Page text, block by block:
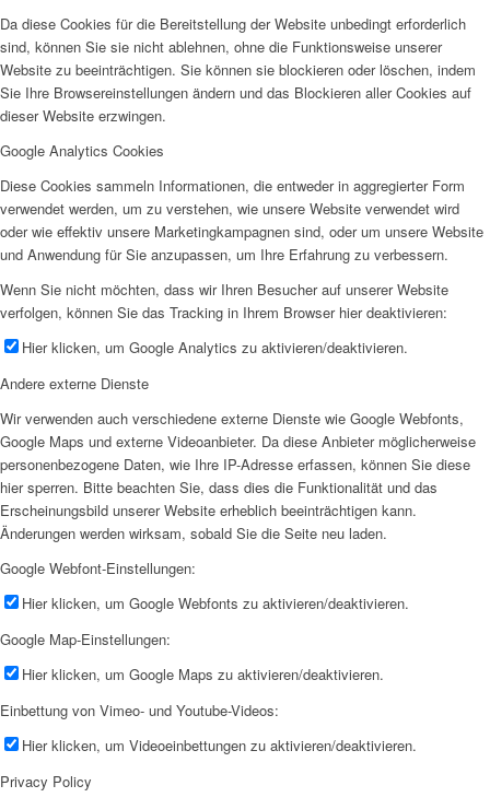
Da diese Cookies für die Bereitstellung der Website unbedingt erforderlich
sind, können Sie sie nicht ablehnen, ohne die Funktionsweise unserer
Website zu beeinträchtigen. Sie können sie blockieren oder löschen, indem
Sie Ihre Browsereinstellungen ändern und das Blockieren aller Cookies auf
dieser Website erzwingen.
Google Analytics Cookies
Diese Cookies sammeln Informationen, die entweder in aggregierter Form
verwendet werden, um zu verstehen, wie unsere Website verwendet wird
oder wie effektiv unsere Marketingkampagnen sind, oder um unsere Website
und Anwendung für Sie anzupassen, um Ihre Erfahrung zu verbessern.
Wenn Sie nicht möchten, dass wir Ihren Besucher auf unserer Website
verfolgen, können Sie das Tracking in Ihrem Browser hier deaktivieren:
Hier klicken, um Google Analytics zu aktivieren/deaktivieren.
Andere externe Dienste
Wir verwenden auch verschiedene externe Dienste wie Google Webfonts,
Google Maps und externe Videoanbieter. Da diese Anbieter möglicherweise
personenbezogene Daten, wie Ihre IP-Adresse erfassen, können Sie diese
hier sperren. Bitte beachten Sie, dass dies die Funktionalität und das
Erscheinungsbild unserer Website erheblich beeinträchtigen kann.
Änderungen werden wirksam, sobald Sie die Seite neu laden.
Google Webfont-Einstellungen:
Hier klicken, um Google Webfonts zu aktivieren/deaktivieren.
Google Map-Einstellungen:
Hier klicken, um Google Maps zu aktivieren/deaktivieren.
Einbettung von Vimeo- und Youtube-Videos:
Hier klicken, um Videoeinbettungen zu aktivieren/deaktivieren.
Privacy Policy